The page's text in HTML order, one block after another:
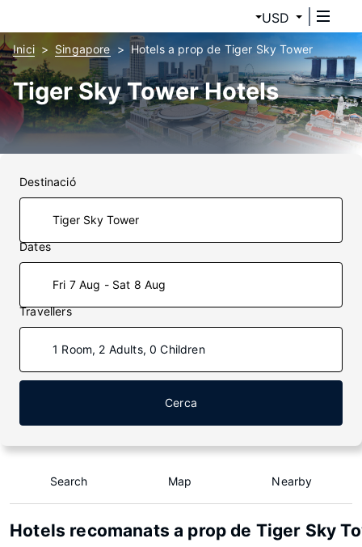
USD
Inici Singapore Hotels a prop de Tiger Sky Tower
Tiger Sky Tower Hotels
Destinació
Dates
Fri 7 Aug - Sat 8 Aug
Travellers
1 Room, 2 Adults, 0 Children
Cerca
Search Map Nearby
Hotels recomanats a prop de Tiger Sky